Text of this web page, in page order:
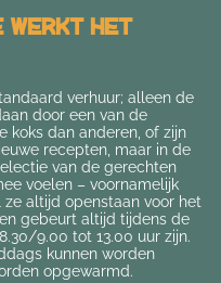
werkt het
verhuur; alleen de
door een van de
koks dan anderen, of zijn
recepten, maar in de
van de gerechten
voelen – voornamelijk
altijd openstaan voor het
gebeurt altijd tijdens de
9.00 tot 13.00 uur zijn.
kunnen worden
opgewarmd.